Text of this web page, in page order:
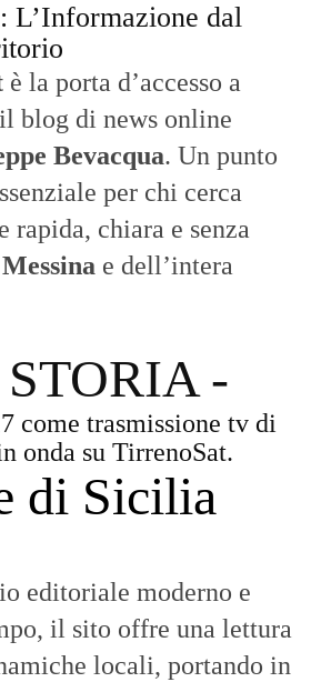
L’Informazione dal
è la porta d’accesso a
blog di news online
Bevacqua. Un punto
per chi cerca
rapida, chiara e senza
Messina e dell’intera
-
come trasmissione tv di
onda su TirrenoSat.
di Sicilia
editoriale moderno e
il sito offre una lettura
locali, portando in